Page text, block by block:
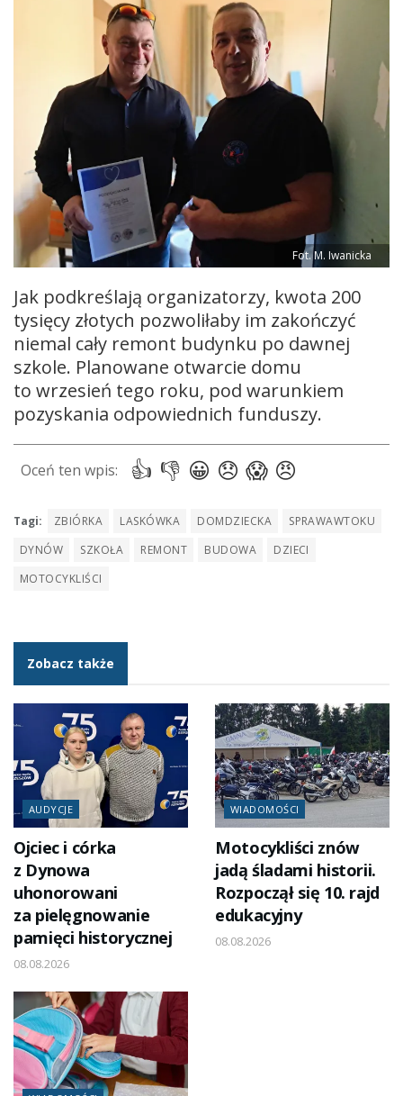
Fot. M. Iwanicka
Jak podkreślają organizatorzy, kwota 200
tysięcy złotych pozwoliłaby im zakończyć
niemal cały remont budynku po dawnej
szkole. Planowane otwarcie domu
to wrzesień tego roku, pod warunkiem
pozyskania odpowiednich funduszy.
Tagi: ZBIÓRKA LASKÓWKA DOMDZIECKA
SPRAWAWTOKU
DYNÓW
SZKOŁA REMONT BUDOWA
DZIECI
MOTOCYKLIŚCI
Zobacz także
AUDYCJE
Ojciec i córka
z Dynowa
uhonorowani
za pielęgnowanie
pamięci historycznej
08.08.2026
WIADOMOŚCI
Motocykliści znów
jadą śladami historii.
Rozpoczął się 10. rajd
edukacyjny
08.08.2026